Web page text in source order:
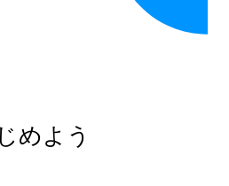
めよう